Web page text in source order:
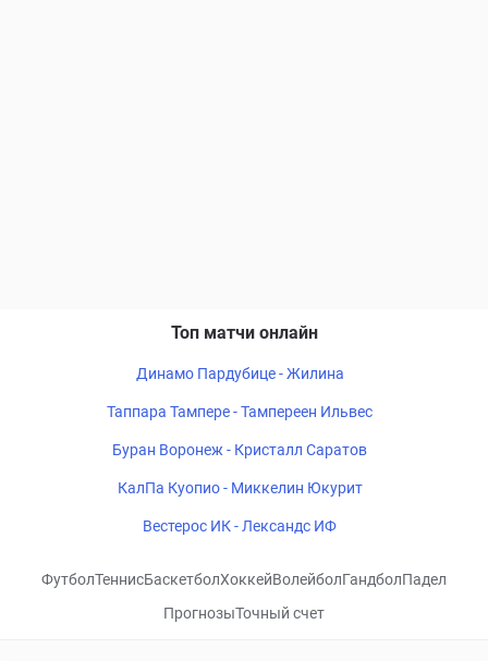
Топ матчи онлайн
Динамо Пардубице - Жилина
Таппара Тампере - Тампереен Ильвес
Буран Воронеж - Кристалл Саратов
КалПа Куопио - Миккелин Юкурит
Вестерос ИК - Лександс ИФ
ФутболТеннисБаскетболХоккейВолейболГандболПадел
ПрогнозыТочный счет